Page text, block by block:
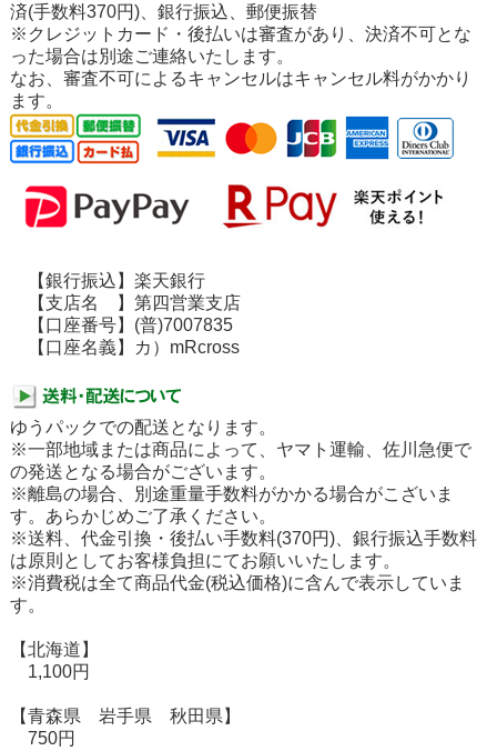
済(手数料370円)、銀行振込、郵便振替
※クレジットカード・後払いは審査があり、決済不可とな
った場合は別途ご連絡いたします。
なお、審査不可によるキャンセルはキャンセル料がかかり
ます。
【銀行振込】楽天銀行
【支店名 】第四営業支店
【口座番号】(普)7007835
【口座名義】カ）mRcross
ゆうパックでの配送となります。
※一部地域または商品によって、ヤマト運輸、佐川急便で
の発送となる場合がございます。
※離島の場合、別途重量手数料がかかる場合がこざいま
す。あらかじめご了承ください。
※送料、代金引換・後払い手数料(370円)、銀行振込手数料
は原則としてお客様負担にてお願いいたします。
※消費税は全て商品代金(税込価格)に含んで表示していま
す。
【北海道】
1,100円
【青森県 岩手県 秋田県】
750円